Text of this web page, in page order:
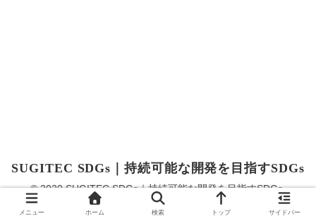
SUGITEC SDGs｜持続可能な開発を目指すSDGs
© 2020 SUGITEC SDGs｜持続可能な開発を目指すSDGs.
メニュー ホーム 検索 トップ サイドバー